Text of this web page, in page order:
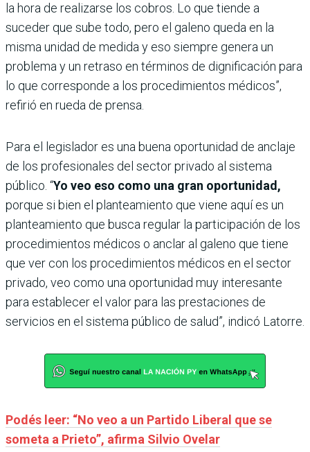
la hora de realizarse los cobros. Lo que tiende a
suceder que sube todo, pero el galeno queda en la
misma unidad de medida y eso siempre genera un
problema y un retraso en términos de dignificación para
lo que corresponde a los procedimientos médicos”,
refirió en rueda de prensa.
Para el legislador es una buena oportunidad de anclaje
de los profesionales del sector privado al sistema
público. “Yo veo eso como una gran oportunidad,
porque si bien el planteamiento que viene aquí es un
planteamiento que busca regular la participación de los
procedimientos médicos o anclar al galeno que tiene
que ver con los procedimientos médicos en el sector
privado, veo como una oportunidad muy interesante
para establecer el valor para las prestaciones de
servicios en el sistema público de salud”, indicó Latorre.
Podés leer: “No veo a un Partido Liberal que se
someta a Prieto”, afirma Silvio Ovelar